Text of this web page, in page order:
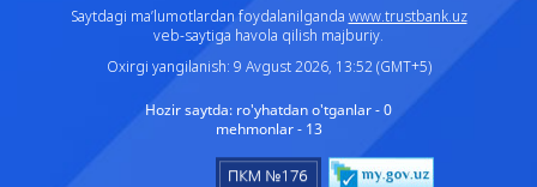
Saytdagi ma’lumotlardan foydalanilganda www.trustbank.uz
veb-saytiga havola qilish majburiy.
Oxirgi yangilanish: 9 Avgust 2026, 13:52 (GMT+5)
Hozir saytda: ro'yhatdan o'tganlar - 0
mehmonlar - 13